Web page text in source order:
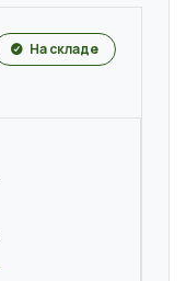
На складе